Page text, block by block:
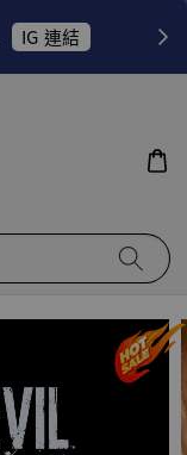
IG 連結